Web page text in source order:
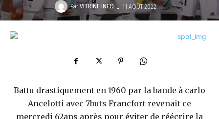
Par VITRINE INFO - 11 AOÛT 2022
Battu drastiquement en 1960 par la bande à carlo
Ancelotti avec 7buts Francfort revenait ce
mercredi 62ans après pour éviter de réécrire la